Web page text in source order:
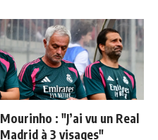
Mourinho : "J’ai vu un Real
Madrid à 3 visages"